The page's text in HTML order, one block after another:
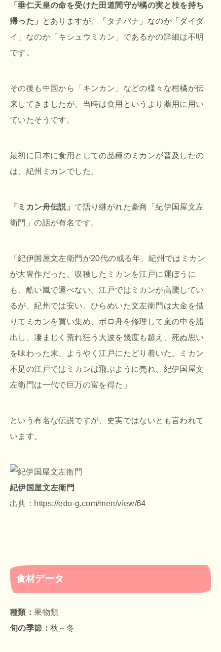
「垂仁天皇の命を受けた田道間守が橘の実と枝を持ち
帰った」
とありますが、「タチバナ」なのか「ダイダ
イ」なのか「キシュウミカン」であるかの詳細は不明
です。
その後も中国から「キンカン」などの様々な柑橘が伝
来してきましたが、当時は食用というより薬用に用い
ていたそうです。
最初に日本に食用としての品種のミカンが普及したの
は、紀州ミカンでした。
「ミカン舟伝説」 で語り継がれた豪商「紀伊国屋文左
衛門」の話が有名です。
「紀伊国屋文左衛門が20代の或る年、紀州ではミカン
が大豊作だった。収穫したミカンを江戸に運ぼうに
も、酷い嵐で運べない。江戸ではミカンが高騰してい
るが、紀州では安い。ひらめいた文左衛門は大金を借
りてミカンを買い集め、ボロ舟を修理して嵐の中を船
出し、凄まじく荒れ狂う大波を幾度も超え、死ぬ思い
を味わった末、ようやく江戸にたどり着いた。ミカン
不足の江戸ではミカンは飛ぶように売れ、紀伊国屋文
左衛門は一代で巨万の富を得た」
という有名な伝説ですが、史実ではないとも言われて
います。
紀伊国屋文左衛門
出典：https://edo-g.com/men/view/64
食材データ
種類：果物類
旬の季節： 秋～冬